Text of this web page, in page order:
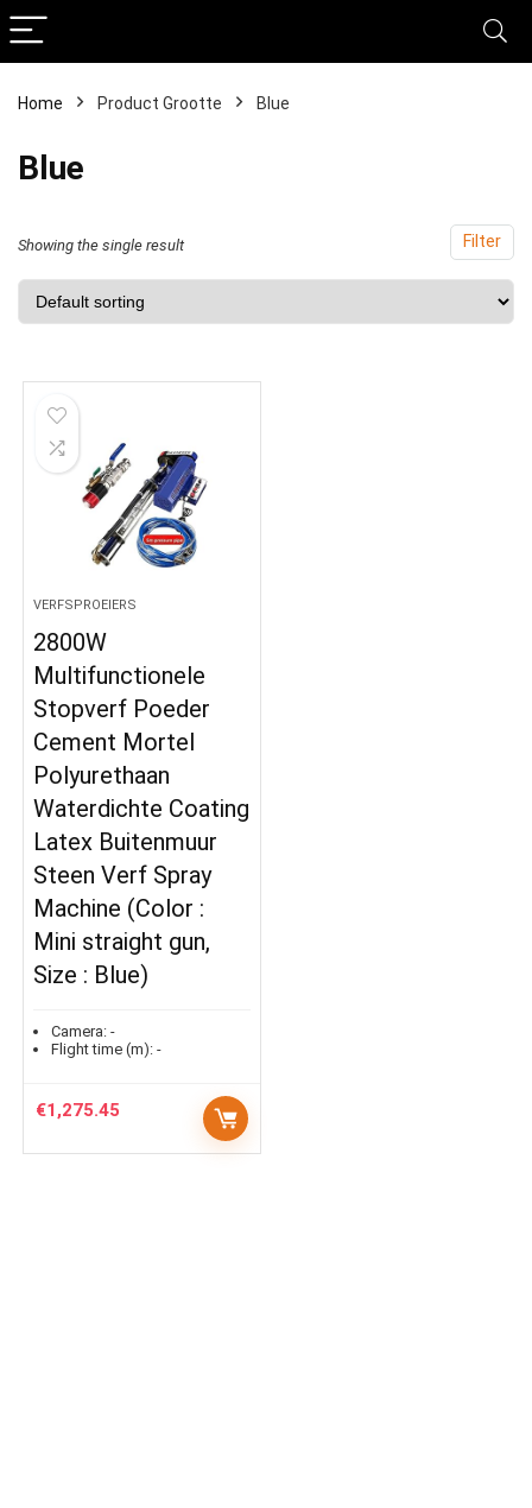
Home Product Grootte ‎Blue
‎Blue
Filter
Showing the single result
VERFSPROEIERS
2800W
Multifunctionele
Stopverf Poeder
Cement Mortel
Polyurethaan
Waterdichte Coating
Latex Buitenmuur
Steen Verf Spray
Machine (Color :
Mini straight gun,
Size : Blue)
Camera: -
Flight time (m): -
€1,275.45